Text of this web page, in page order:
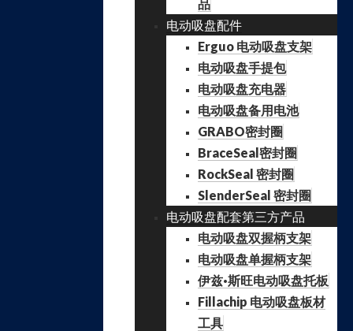
品
电动吸盘配件
Erguo 电动吸盘支架
电动吸盘手提包
电动吸盘充电器
电动吸盘备用电池
GRABO密封圈
BraceSeal密封圈
RockSeal 密封圈
SlenderSeal 密封圈
电动吸盘配套第三方产品
电动吸盘双握柄支架
电动吸盘单握柄支架
伊兹·斯旺电动吸盘托板
Fillachip 电动吸盘板材
工具